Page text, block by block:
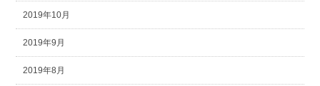
2019年10月
2019年9月
2019年8月